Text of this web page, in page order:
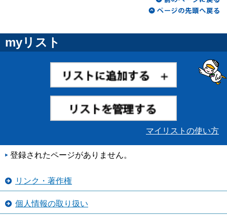
myリスト
マイリストの使い方
登録されたページがありません。
リンク・著作権
個人情報の取り扱い